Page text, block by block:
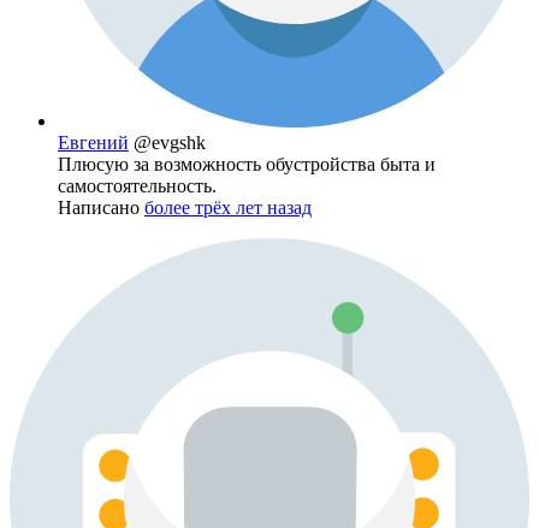
Евгений @evgshk
Плюсую за возможность обустройства быта и
самостоятельность.
Написано более трёх лет назад